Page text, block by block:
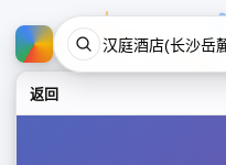
返回